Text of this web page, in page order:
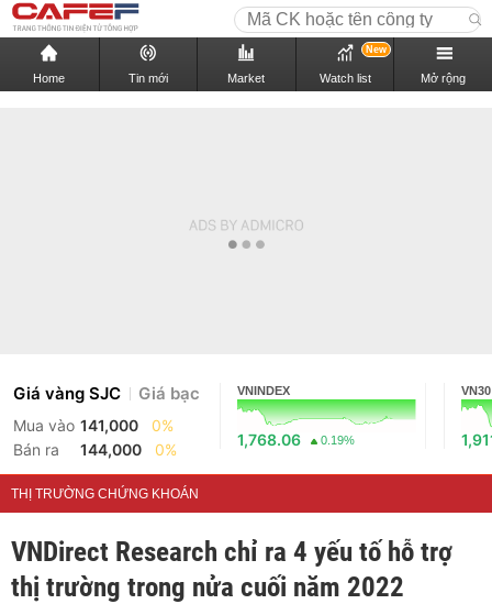
Home Tin mới Market Watch list
New
Mở rộng
Giá vàng SJC Giá bạc
Mua vào 141,000
0%
Bán ra
144,000 0%
VNINDEX
1,768.06 0.19%
VN30
THỊ TRƯỜNG CHỨNG KHOÁN
VNDirect Research chỉ ra 4 yếu tố hỗ trợ
thị trường trong nửa cuối năm 2022